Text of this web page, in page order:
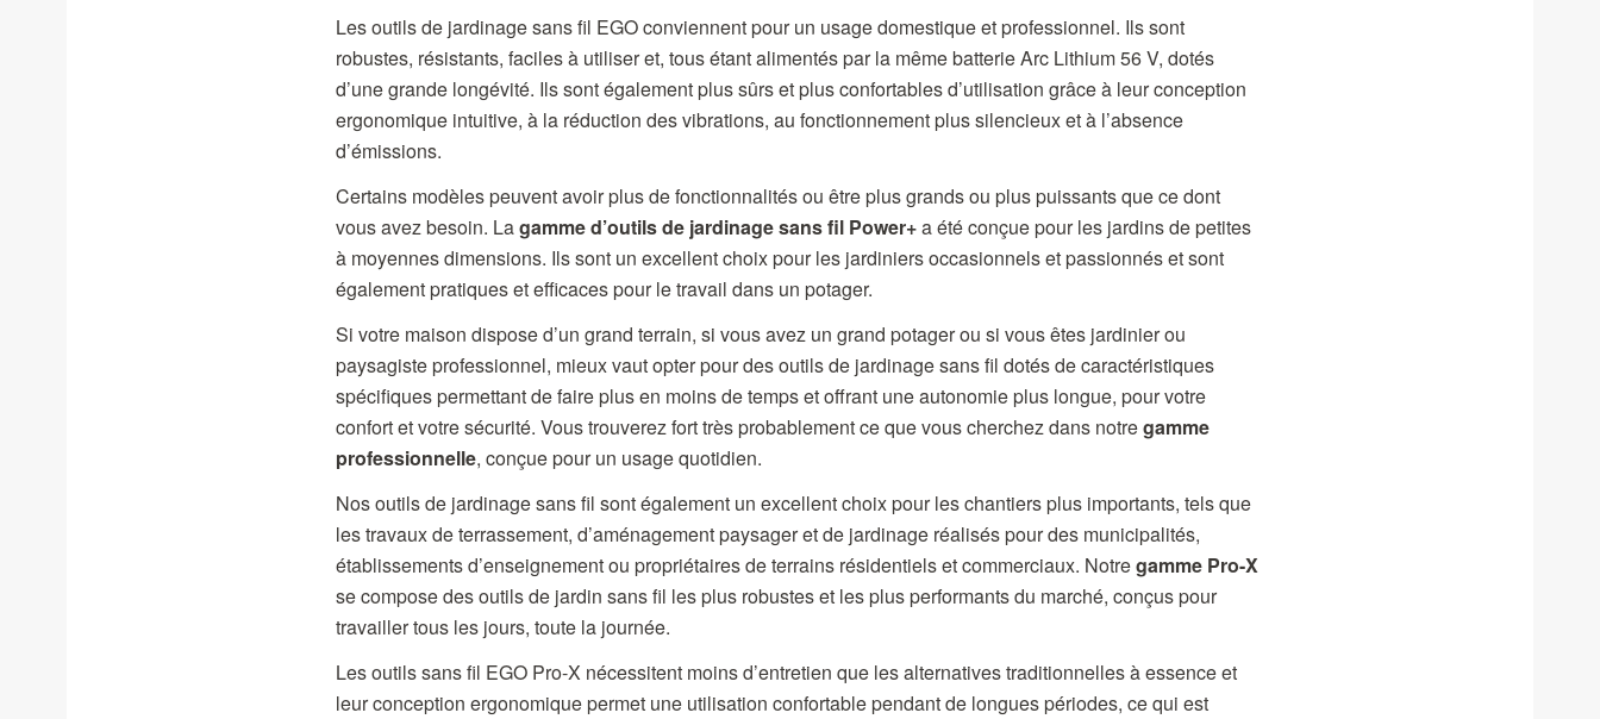
Les outils de jardinage sans fil EGO conviennent pour un usage domestique et professionnel. Ils sont
robustes, résistants, faciles à utiliser et, tous étant alimentés par la même batterie Arc Lithium 56 V, dotés
d’une grande longévité. Ils sont également plus sûrs et plus confortables d’utilisation grâce à leur conception
ergonomique intuitive, à la réduction des vibrations, au fonctionnement plus silencieux et à l’absence
d’émissions.
Certains modèles peuvent avoir plus de fonctionnalités ou être plus grands ou plus puissants que ce dont
vous avez besoin. Lagamme d’outils de jardinage sans fil Power+a été conçue pour les jardins de petites
à moyennes dimensions. Ils sont un excellent choix pour les jardiniers occasionnels et passionnés et sont
également pratiques et efficaces pour le travail dans un potager.
Si votre maison dispose d’un grand terrain, si vous avez un grand potager ou si vous êtes jardinier ou
paysagiste professionnel, mieux vaut opter pour des outils de jardinage sans fil dotés de caractéristiques
spécifiques permettant de faire plus en moins de temps et offrant une autonomie plus longue, pour votre
confort et votre sécurité. Vous trouverez fort très probablement ce que vous cherchez dans notregamme
professionnelle, conçue pour un usage quotidien.
Nos outils de jardinage sans fil sont également un excellent choix pour les chantiers plus importants, tels que
les travaux de terrassement, d’aménagement paysager et de jardinage réalisés pour des municipalités,
établissements d’enseignement ou propriétaires de terrains résidentiels et commerciaux. Notregamme Pro-X
se compose des outils de jardin sans fil les plus robustes et les plus performants du marché, conçus pour
travailler tous les jours, toute la journée.
Les outils sans fil EGO Pro-X nécessitent moins d’entretien que les alternatives traditionnelles à essence et
leur conception ergonomique permet une utilisation confortable pendant de longues périodes, ce qui est